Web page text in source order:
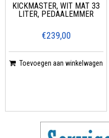
KICKMASTER, WIT MAT 33
LITER, PEDAALEMMER
€239,00
Toevoegen aan winkelwagen